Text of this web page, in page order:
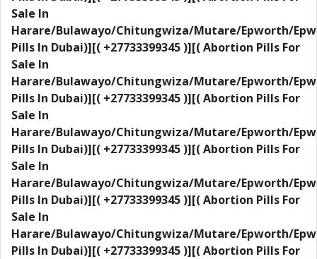
Sale In
Harare/Bulawayo/Chitungwiza/Mutare/Epworth/
Pills In Dubai)][( +27733399345 )][( Abortion Pills For
Sale In
Harare/Bulawayo/Chitungwiza/Mutare/Epworth/
Pills In Dubai)][( +27733399345 )][( Abortion Pills For
Sale In
Harare/Bulawayo/Chitungwiza/Mutare/Epworth/
Pills In Dubai)][( +27733399345 )][( Abortion Pills For
Sale In
Harare/Bulawayo/Chitungwiza/Mutare/Epworth/
Pills In Dubai)][( +27733399345 )][( Abortion Pills For
Sale In
Harare/Bulawayo/Chitungwiza/Mutare/Epworth/
Pills In Dubai)][( +27733399345 )][( Abortion Pills For